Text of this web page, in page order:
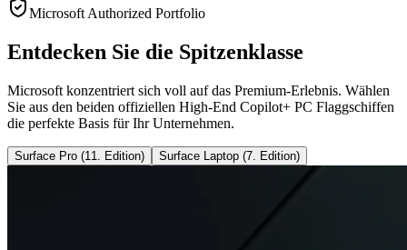
Microsoft Authorized Portfolio
Entdecken Sie die Spitzenklasse
Microsoft konzentriert sich voll auf das Premium-Erlebnis. Wählen
Sie aus den beiden offiziellen High-End Copilot+ PC Flaggschiffen
die perfekte Basis für Ihr Unternehmen.
Surface Pro (11. Edition) Surface Laptop (7. Edition)